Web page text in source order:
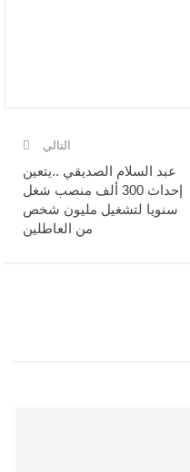
التالي
عبد السلام الصديقي ..يتعين
إحداث 300 ألف منصب شغل
سنويا لتشغيل مليون شخص
من العاطلين